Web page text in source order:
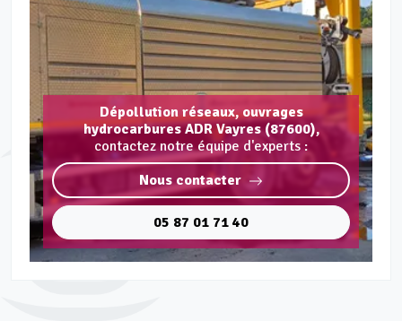
Dépollution réseaux, ouvrages
hydrocarbures ADR Vayres (87600),
contactez notre équipe d'experts :
Nous contacter
05 87 01 71 40